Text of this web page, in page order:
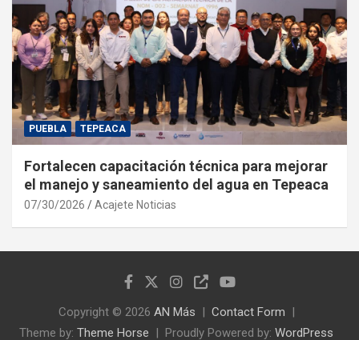
PUEBLA TEPEACA
Fortalecen capacitación técnica para mejorar
el manejo y saneamiento del agua en Tepeaca
07/30/2026 Acajete Noticias
Copyright © 2026 AN Más
Contact Form
Theme by: Theme Horse Proudly Powered by: WordPress